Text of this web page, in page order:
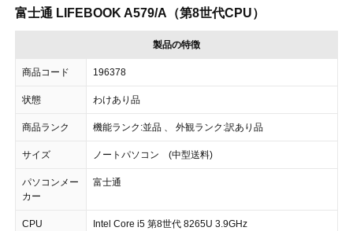
富士通 LIFEBOOK A579/A（第8世代CPU）
製品の特徴
商品コード 196378
状態 わけあり品
商品ランク 機能ランク:並品 、 外観ランク:訳あり品
サイズ ノートパソコン (中型送料)
パソコンメー
カー
富士通
CPU Intel Core i5 第8世代 8265U 3.9GHz